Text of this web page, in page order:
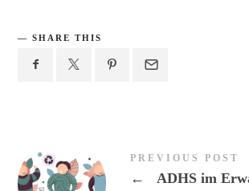
SHARE THIS
PREVIOUS POST
←
ADHS im